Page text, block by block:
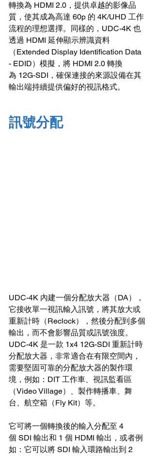
轉換為 HDMI 2.0，提供卓越的影像品
質，使其成為高達 60p 的 4K/UHD 工作
流程的理想選擇。同樣的，UDC-4K 也
透過 HDMI 延伸顯示辨識資料
（Extended Display Identification Data
- EDID）模擬，將 HDMI 2.0 轉換
為 12G-SDI，確保連接的來源設備在其
輸出端持續提供偏好的視訊格式。
訊號分配
UDC-4K 內建一個分配放大器（DA），
它接收單一視訊輸入訊號，將其放大或
重新計時（Reclock），然後分配到多個
輸出，而不會影響品質或訊號強度。
UDC-4K 是一款 1x4 12G-SDI 重新計時
分配放大器，非常適合在有限空間內，
需要堅固可靠的分配放大器的製作環
境，例如：DIT 工作車、視訊監看區
（Video Village）、製作轉播車、舞
台、航空箱（Fly Kit）等。
它可將一個轉換後的輸入分配至 4
個 SDI 輸出和 1 個 HDMI 輸出，或者例
如：它可以將 SDI 輸入環路輸出到 2